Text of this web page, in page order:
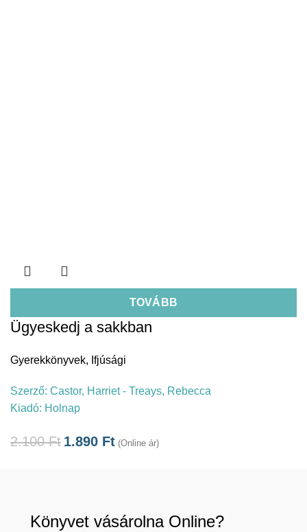
TOVÁBB
Ügyeskedj a sakkban
Gyerekkönyvek, Ifjúsági
Szerző: Castor, Harriet - Treays, Rebecca
Kiadó: Holnap
2.100Ft 1.890 Ft (Online ár)
Könyvet vásárolna Online?